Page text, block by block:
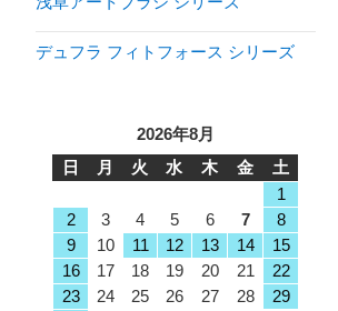
デュフラ フィトフォース シリーズ
2026年8月
日
月 火 水 木 金
土
1
2
3 4 5 6 7
8
9
10 11 12 13 14
15
16
17 18 19 20 21
22
23
24 25 26 27 28
29